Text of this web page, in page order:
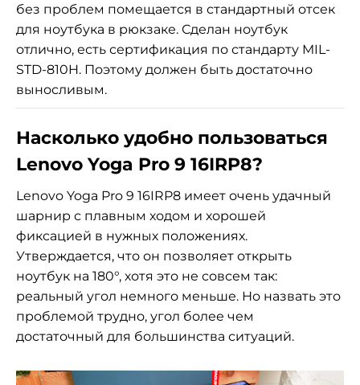
без проблем помещается в стандартный отсек
для ноутбука в рюкзаке. Сделан ноутбук
отлично, есть сертификация по стандарту MIL-
STD-810H. Поэтому должен быть достаточно
выносливым.
Насколько удобно пользоваться
Lenovo Yoga Pro 9 16IRP8?
Lenovo Yoga Pro 9 16IRP8 имеет очень удачный
шарнир с плавным ходом и хорошей
фиксацией в нужных положениях.
Утверждается, что он позволяет открыть
ноутбук на 180°, хотя это не совсем так:
реальный угол немного меньше. Но назвать это
проблемой трудно, угол более чем
достаточный для большинства ситуаций.